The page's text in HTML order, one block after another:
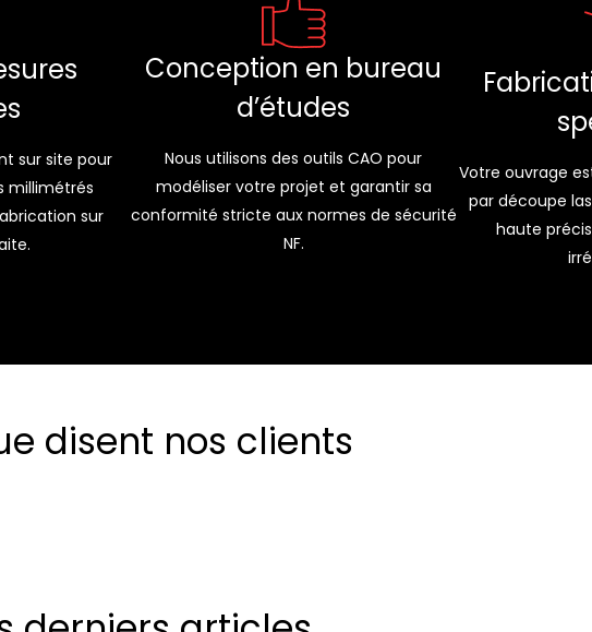
sur site pour
millimétrés
sur
Conception en bureau
d’études
Nous utilisons des outils CAO pour
modéliser votre projet et garantir sa
conformité stricte aux normes de sécurité
NF.
Votre ouvrage
par découpe
haute
disent nos clients